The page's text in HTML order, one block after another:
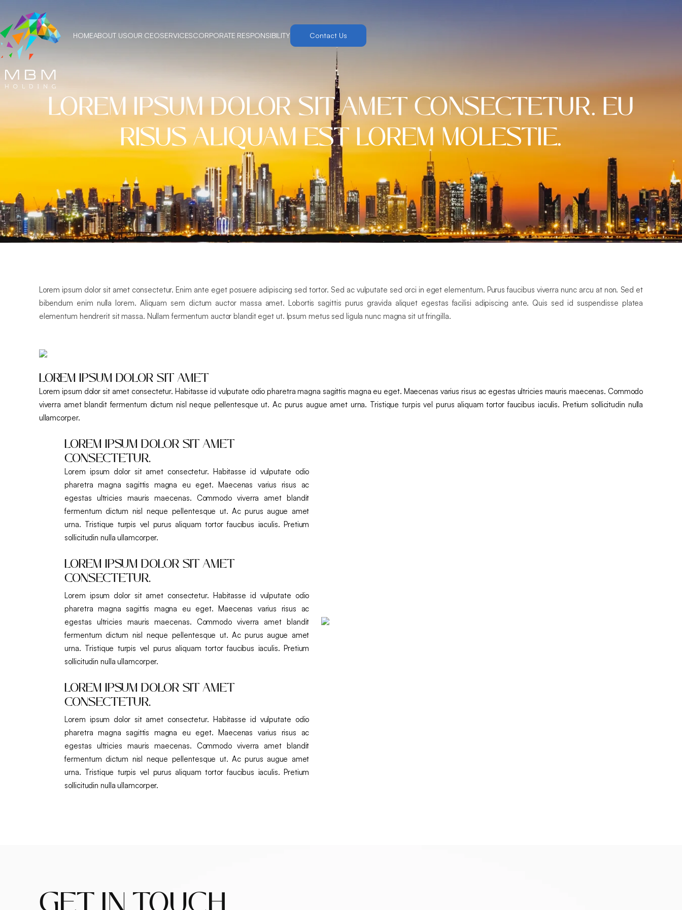
HOMEABOUT USOUR CEOSERVICESCORPORATE RESPONSIBILITY Contact Us
LOREM IPSUM DOLOR SIT AMET CONSECTETUR. EU
RISUS ALIQUAM EST LOREM MOLESTIE.
Lorem ipsum dolor sit amet consectetur. Enim ante eget posuere adipiscing sed tortor. Sed ac vulputate sed orci in eget elementum. Purus faucibus viverra nunc arcu at non. Sed et
bibendum enim nulla lorem. Aliquam sem dictum auctor massa amet. Lobortis sagittis purus gravida aliquet egestas facilisi adipiscing ante. Quis sed id suspendisse platea
elementum hendrerit sit massa. Nullam fermentum auctor blandit eget ut. Ipsum metus sed ligula nunc magna sit ut fringilla.
LOREM IPSUM DOLOR SIT AMET
Lorem ipsum dolor sit amet consectetur. Habitasse id vulputate odio pharetra magna sagittis magna eu eget. Maecenas varius risus ac egestas ultricies mauris maecenas. Commodo
viverra amet blandit fermentum dictum nisl neque pellentesque ut. Ac purus augue amet urna. Tristique turpis vel purus aliquam tortor faucibus iaculis. Pretium sollicitudin nulla
ullamcorper.
LOREM IPSUM DOLOR SIT AMET
CONSECTETUR.
Lorem ipsum dolor sit amet consectetur. Habitasse id vulputate odio
pharetra magna sagittis magna eu eget. Maecenas varius risus ac
egestas ultricies mauris maecenas. Commodo viverra amet blandit
fermentum dictum nisl neque pellentesque ut. Ac purus augue amet
urna. Tristique turpis vel purus aliquam tortor faucibus iaculis. Pretium
sollicitudin nulla ullamcorper.
LOREM IPSUM DOLOR SIT AMET
CONSECTETUR.
Lorem ipsum dolor sit amet consectetur. Habitasse id vulputate odio
pharetra magna sagittis magna eu eget. Maecenas varius risus ac
egestas ultricies mauris maecenas. Commodo viverra amet blandit
fermentum dictum nisl neque pellentesque ut. Ac purus augue amet
urna. Tristique turpis vel purus aliquam tortor faucibus iaculis. Pretium
sollicitudin nulla ullamcorper.
LOREM IPSUM DOLOR SIT AMET
CONSECTETUR.
Lorem ipsum dolor sit amet consectetur. Habitasse id vulputate odio
pharetra magna sagittis magna eu eget. Maecenas varius risus ac
egestas ultricies mauris maecenas. Commodo viverra amet blandit
fermentum dictum nisl neque pellentesque ut. Ac purus augue amet
urna. Tristique turpis vel purus aliquam tortor faucibus iaculis. Pretium
sollicitudin nulla ullamcorper.